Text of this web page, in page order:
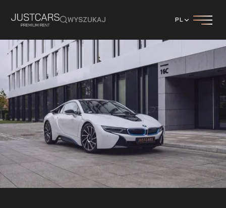
WYSZUKAJ PL
BMW
i8